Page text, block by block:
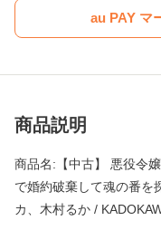
au PAY マ
商品説明
商品名:【中古】 悪役令
で婚約破棄して魂の番を
カ、木村るか /